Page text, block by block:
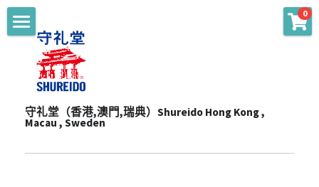
守礼堂（香港,澳門,瑞典）Shureido Hong Kong ,
Macau , Sweden
0
主頁 Main
起源 Story
服務 Services
WKF Approved
Karate Gi - Top